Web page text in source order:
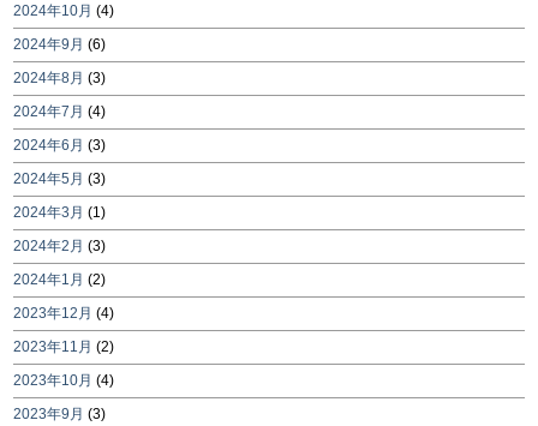
2024年10月 (4)
2024年9月 (6)
2024年8月 (3)
2024年7月 (4)
2024年6月 (3)
2024年5月 (3)
2024年3月 (1)
2024年2月 (3)
2024年1月 (2)
2023年12月 (4)
2023年11月 (2)
2023年10月 (4)
2023年9月 (3)